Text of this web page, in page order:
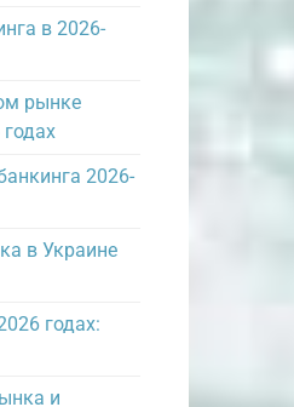
в 2026-
рынке
2026-
в Украине
годах:
и